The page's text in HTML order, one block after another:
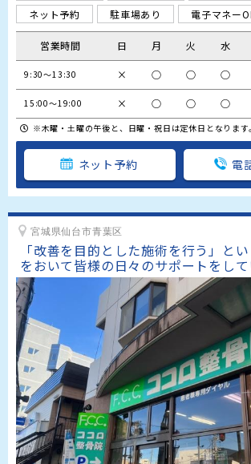
ネット予約
駐車場あり 電子マネー
営業時間 日 月 火 水
9:30～13:30 × ○ ○ ○
15:00～19:00 × ○ ○ ○
※木曜・土曜の午後と、日曜・祝日は定休日となります。
ネット予約 電
宮城県仙台市青葉区
「改善を目的とした施術を行う」と
をおいて皆様の日々のサポートをして